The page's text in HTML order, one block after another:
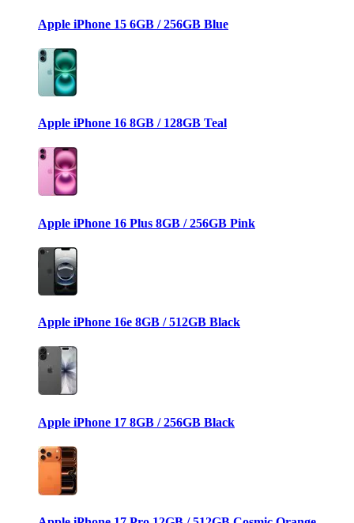
Apple iPhone 15 6GB / 256GB Blue
Apple iPhone 16 8GB / 128GB Teal
Apple iPhone 16 Plus 8GB / 256GB Pink
Apple iPhone 16e 8GB / 512GB Black
Apple iPhone 17 8GB / 256GB Black